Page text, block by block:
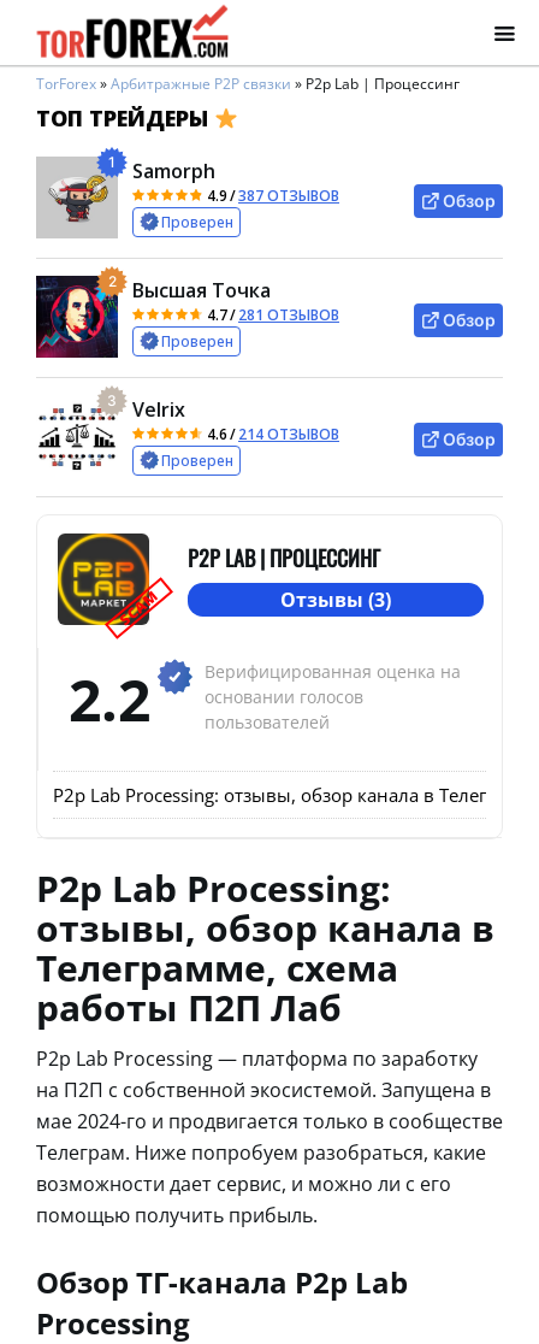
TorForex»Арбитражные P2P связки » P2p Lab | Процессинг
ТОП ТРЕЙДЕРЫ
1 Samorph
4.9/387 ОТЗЫВОВ
Проверен
Обзор
2 Высшая Точка
4.7/281 ОТЗЫВОВ
Проверен
Обзор
3 Velrix
4.6/214 ОТЗЫВОВ
Проверен
Обзор
SCAM
P2P LAB | ПРОЦЕССИНГ
Отзывы (3)
2.2
Верифицированная оценка на
основании голосов
пользователей
P2p Lab Processing: отзывы, обзор канала в
P2p Lab Processing:
отзывы, обзор канала в
Телеграмме, схема
работы П2П Лаб
P2p Lab Processing — платформа по заработку
на П2П с собственной экосистемой. Запущена в
мае 2024-го и продвигается только в сообществе
Телеграм. Ниже попробуем разобраться, какие
возможности дает сервис, и можно ли с его
помощью получить прибыль.
Обзор ТГ-канала P2p Lab
Processing